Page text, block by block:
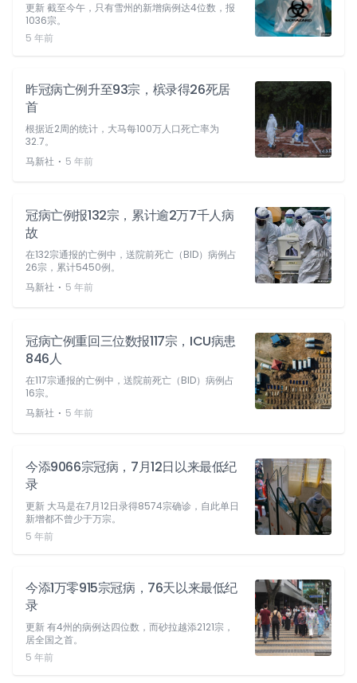
更新 截至今午，只有雪州的新增病例达4位数，报
1036宗。
5 年前
昨冠病亡例升至93宗，槟录得26死居
首
根据近2周的统计，大马每100万人口死亡率为
32.7。
马新社 ⋅ 5 年前
冠病亡例报132宗，累计逾2万7千人病
故
在132宗通报的亡例中，送院前死亡（BID）病例占
26宗，累计5450例。
马新社 ⋅ 5 年前
冠病亡例重回三位数报117宗，ICU病患
846人
在117宗通报的亡例中，送院前死亡（BID）病例占
16宗。
马新社 ⋅ 5 年前
今添9066宗冠病，7月12日以来最低纪
录
更新 大马是在7月12日录得8574宗确诊，自此单日
新增都不曾少于万宗。
5 年前
今添1万零915宗冠病，76天以来最低纪
录
更新 有4州的病例达四位数，而砂拉越添2121宗，
居全国之首。
5 年前